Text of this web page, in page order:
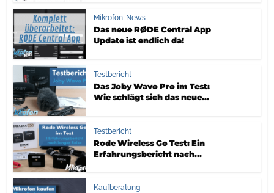
Mikrofon-News
Das neue RØDE Central App
Update ist endlich da!
Testbericht
Das Joby Wavo Pro im Test:
Wie schlägt sich das neue...
Testbericht
Rode Wireless Go Test: Ein
Erfahrungsbericht nach...
Kaufberatung